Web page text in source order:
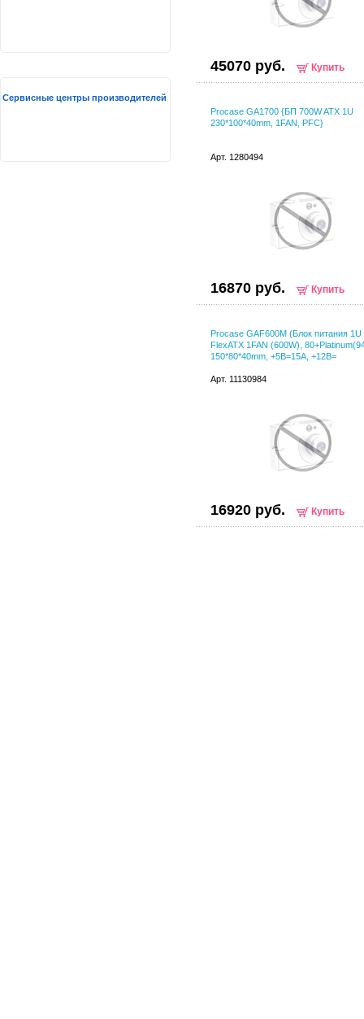
45070 руб. Купить
Procase GA1700 {БП 700W ATX 1U
230*100*40mm, 1FAN, PFC}
Арт. 1280494
16870 руб. Купить
Procase GAF600M (Блок питания 1U
FlexATX 1FAN (600W),
150*80*40mm, +5B=15A, +12B=
Арт. 11130984
16920 руб. Купить
Сервисные центры производителей